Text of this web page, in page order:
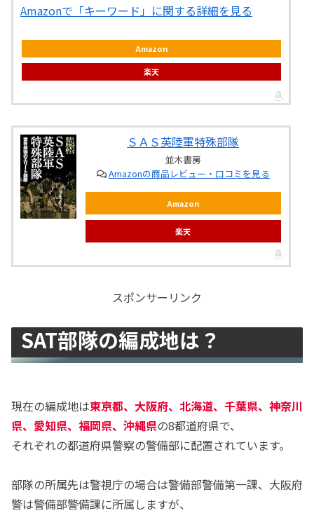
Amazonで「キーワード」に関する詳細を見る
Amazon
楽天
ＳＡＳ英陸軍特殊部隊
並木書房
Amazonの商品レビュー・口コミを見る
Amazon
楽天
スポンサーリンク
SAT部隊の編成地は？
現在の編成地は東京都、大阪府、北海道、千葉県、神奈川
県、愛知県、福岡県、沖縄県の8都道府県で、
それぞれの都道府県警察の警備部に配置されています。
部隊の所属先は警視庁の場合は警備部警備第一課、大阪府
警は警備部警備課に所属しますが、